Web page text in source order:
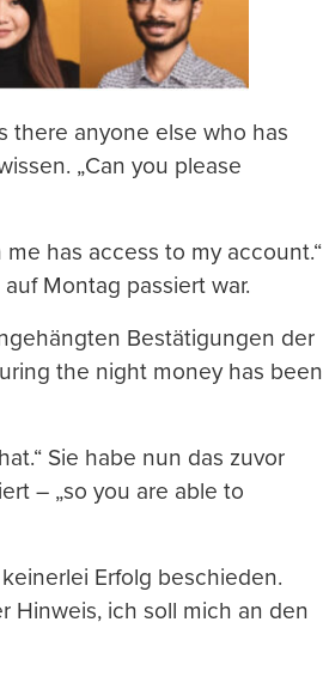
there anyone else who has
„Can you please
has access to my account.“
Montag passiert war.
Bestätigungen der
the night money has been
Sie habe nun das zuvor
– „so you are able to
Erfolg beschieden.
Hinweis, ich soll mich an den